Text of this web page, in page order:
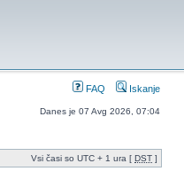
FAQ Iskanje
Danes je 07 Avg 2026, 07:04
Vsi časi so UTC + 1 ura [ DST ]